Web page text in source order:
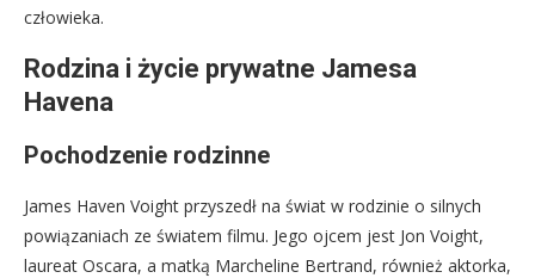
człowieka.
Rodzina i życie prywatne Jamesa
Havena
Pochodzenie rodzinne
James Haven Voight przyszedł na świat w rodzinie o silnych
powiązaniach ze światem filmu. Jego ojcem jest Jon Voight,
laureat Oscara, a matką Marcheline Bertrand, również aktorka,